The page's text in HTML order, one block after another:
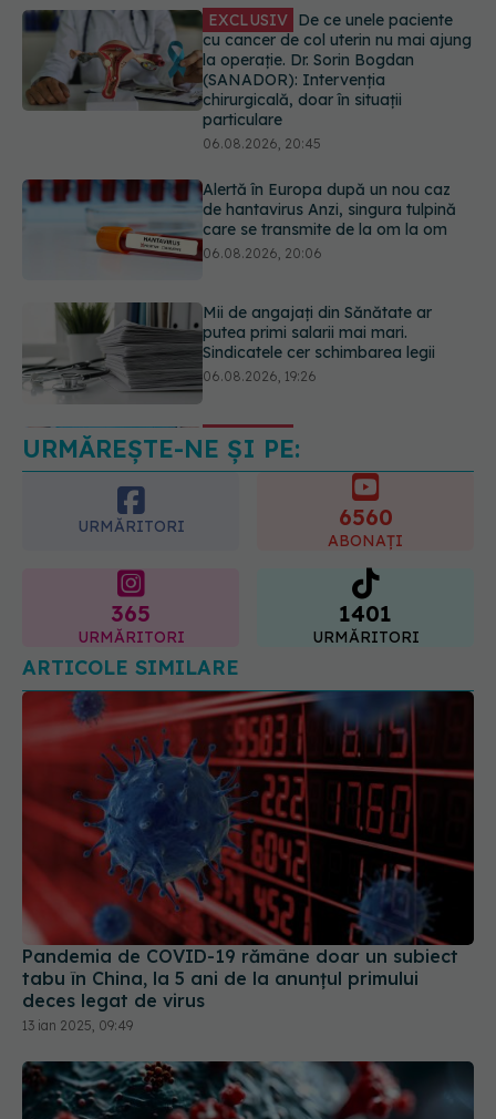
06.08.2026, 20:45
Alertă în Europa după un nou caz
de hantavirus Anzi, singura tulpină
care se transmite de la om la om
06.08.2026, 20:06
Mii de angajați din Sănătate ar
putea primi salarii mai mari.
Sindicatele cer schimbarea legii
06.08.2026, 19:26
EXCLUSIV Cancerele ginecologice
care pot fi tratate fără operație. Dr.
Sorin Bogdan (SANADOR): Chirurgia
este indicată doar punctual, pentru
anumite categorii de paciente
EXCLUSIV Brahiterapie vs
radioterapie externă în cancerul
ginecologic. Dr. Sorin Bogdan
(SANADOR) explică diferența și
cum acționează tratamentul
URMĂREȘTE-NE ȘI PE:
URMĂRITORI 6560
ABONAȚI
365
URMĂRITORI
1401
URMĂRITORI
ARTICOLE SIMILARE
Pandemia de COVID-19 rămâne doar un subiect
tabu în China, la 5 ani de la anunțul primului
deces legat de virus
13 ian 2025, 09:49